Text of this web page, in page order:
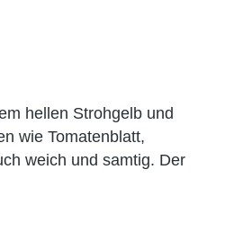
hellen Strohgelb und
wie Tomatenblatt,
weich und samtig. Der